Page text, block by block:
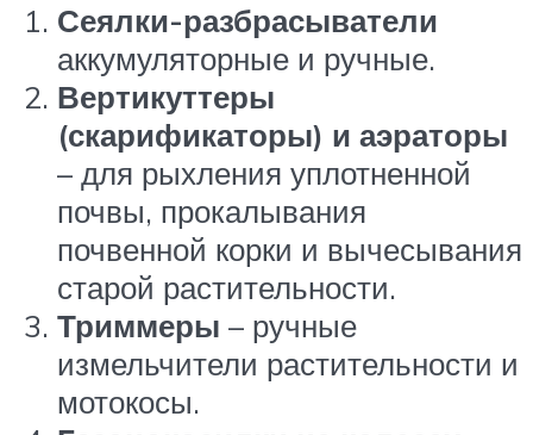
Сеялки-разбрасыватели
аккумуляторные и ручные.
Вертикуттеры
(скарификаторы) и аэраторы
– для рыхления уплотненной
почвы, прокалывания
почвенной корки и вычесывания
старой растительности.
Триммеры – ручные
измельчители растительности и
мотокосы.